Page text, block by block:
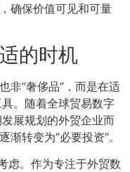
确保价值可见和可量
的时机
非”奢侈品”，而是在适
。随着全球贸易数字
展规划的外贸企业而
渐转变为”必要投资”。
虑。作为专注于外贸数